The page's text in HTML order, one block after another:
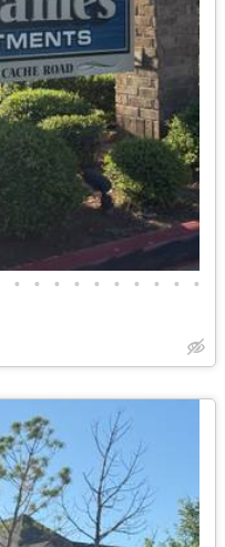
• • • • • • • • • •